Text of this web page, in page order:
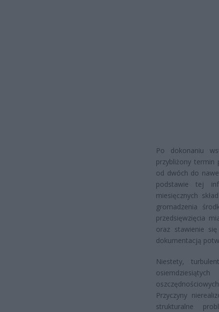
Po dokonaniu
przybliżony termin
od dwóch do
podstawie tej
miesięcznych
gromadzenia
przedsięwzięcia
oraz stawienie
dokumentacją
Niestety,
Przyczyny
strukturalne